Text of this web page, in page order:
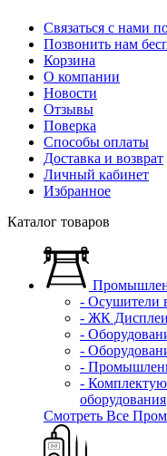
Связаться с нами
Позвонить нам
Корзина
О компании
Новости
Отзывы
Поверка
Способы оплаты
Доставка и возврат
Личный кабинет
Избранное
Каталог товаров
- Осушители
- ЖК Дисплеи
-
-
-
-
оборудования
Смотреть Все